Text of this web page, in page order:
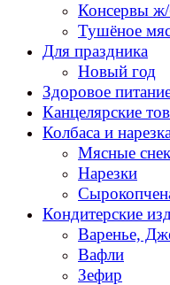
Консервы
Тушёное
Для праздника
Новый год
Здоровое
Канцелярские
Колбаса и
Мясные
Нарезки
Кондитерские
Варенье,
Вафли
Зефир